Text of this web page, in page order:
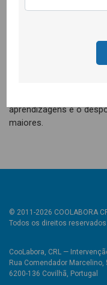
contagiante que
muita táctica, união,
aprendizagens e o
maiores.
© 2011-2026 COOLABORA
Todos os direitos reservados
CooLabora, CRL —
Rua Comendador Marcelino,
6200-136 Covilhã, Portugal